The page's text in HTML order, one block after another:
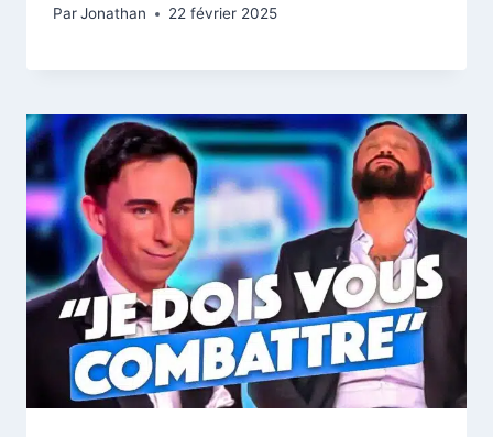
ParJonathan 22 février 2025